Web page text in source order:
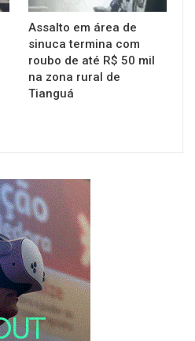
Assalto em área de
sinuca termina com
roubo de até R$ 50 mil
na zona rural de
Tianguá